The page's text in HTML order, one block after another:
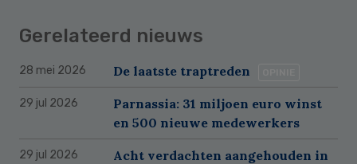
Gerelateerd nieuws
28 mei 2026 De laatste traptreden
29 jul 2026
Parnassia: 31 miljoen euro winst
en 500 nieuwe medewerkers
29 jul 2026
Acht verdachten aangehouden in